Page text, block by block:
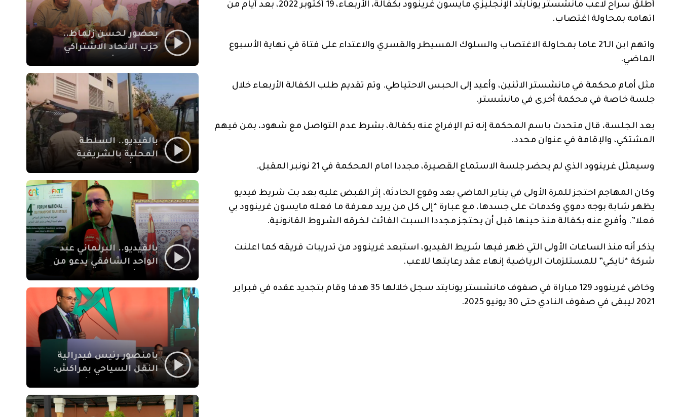
أطلق سراح لاعب مانشستر يونايتد الإنجليزي مايسون غرينوود بكفالة، الأربعاء، 19 أكتوبر 2022، بعد أيام من
اتهامه بمحاولة اغتصاب.
واتهم ابن الـ21 عاما بمحاولة الاغتصاب والسلوك المسيطر والقسري والاعتداء على فتاة في نهاية الأسبوع
الماضي.
مثل أمام محكمة في مانشستر الاثنين، وأعيد إلى الحبس الاحتياطي. وتم تقديم طلب الكفالة الأربعاء خلال
جلسة خاصة في محكمة أخرى في مانشستر.
بعد الجلسة، قال متحدث باسم المحكمة إنه تم الإفراج عنه بكفالة، بشرط عدم التواصل مع شهود، بمن فيهم
المشتكي، والإقامة في عنوان محدد.
وسيمثل غرينوود الذي لم يحضر جلسة الاستماع القصيرة، مجددا امام المحكمة في 21 نونبر المقبل.
وكان المهاجم احتجز للمرة الأولى في يناير الماضي بعد وقوع الحادثة، إثر القبض عليه بعد بث شريط فيديو
يظهر شابة بوجه دموي وكدمات على جسدها، مع عبارة “إلى كل من يريد معرفة ما فعله مايسون غرينوود بي
فعلا”. وأفرج عنه بكفالة منذ حينها قبل أن يحتجز مجددا السبت الفائت لخرقه الشروط القانونية.
يذكر أنه منذ الساعات الأولى التي ظهر فيها شريط الفيديو، استبعد غرينوود من تدريبات فريقه كما اعلنت
شركة “نايكي” للمستلزمات الرياضية إنهاء عقد رعايتها للاعب.
وخاض غرينوود 129 مباراة في صفوف مانشستر يونايتد سجل خلالها 35 هدفا وقام بتجديد عقده في فبراير
2021 ليبقى في صفوف النادي حتى 30 يونيو 2025.
بحضور لحسن زلماط..
حزب الاتحاد الاشتراكي
مقراً بمقاطعة سيدي
يوسف بن علي مراكش
بالفيديو.. السلطة
المحلية بالشريفية
بنايات غير قانونية بإقامة
الإيمان
بالفيديو.. البرلماني عبد
الواحد الشافقي يدعو من
النقل السياحي لمواكبة
بامنصور رئيس فيدرالية
النقل السياحي بمراكش:
والاصلاح التشريعي
ركيزتان أساسيتان لكسب